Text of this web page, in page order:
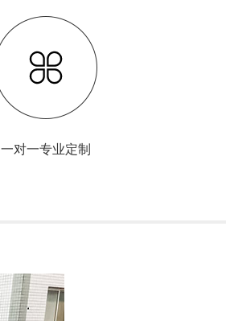
一对一专业定制